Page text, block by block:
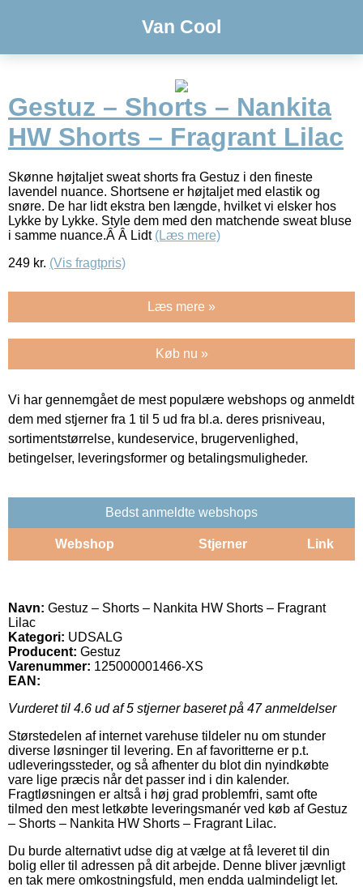
Van Cool
Gestuz – Shorts – Nankita
HW Shorts – Fragrant Lilac
Skønne højtaljet sweat shorts fra Gestuz i den fineste
lavendel nuance. Shortsene er højtaljet med elastik og
snøre. De har lidt ekstra ben længde, hvilket vi elsker hos
Lykke by Lykke. Style dem med den matchende sweat bluse
i samme nuance.Â Â Lidt (Læs mere)
249 kr. (Vis fragtpris)
Læs mere »
Køb nu »
Vi har gennemgået de mest populære webshops og anmeldt
dem med stjerner fra 1 til 5 ud fra bl.a. deres prisniveau,
sortimentstørrelse, kundeservice, brugervenlighed,
betingelser, leveringsformer og betalingsmuligheder.
Bedst anmeldte webshops
Webshop Stjerner Link
Navn: Gestuz – Shorts – Nankita HW Shorts – Fragrant
Lilac
Kategori: UDSALG
Producent: Gestuz
Varenummer: 125000001466-XS
EAN:
Vurderet til 4.6 ud af 5 stjerner baseret på 47anmeldelser
Størstedelen af internet varehuse tildeler nu om stunder
diverse løsninger til levering. En af favoritterne er p.t.
udleveringssteder, og så afhenter du blot din nyindkøbte
vare lige præcis når det passer ind i din kalender.
Fragtløsningen er altså i høj grad problemfri, samt ofte
tilmed den mest letkøbte leveringsmanér ved køb af Gestuz
– Shorts – Nankita HW Shorts – Fragrant Lilac.
Du burde alternativt udse dig at vælge at få leveret til din
bolig eller til adressen på dit arbejde. Denne bliver jævnligt
en tak mere omkostningsfuld, men endda ualmindeligt let.